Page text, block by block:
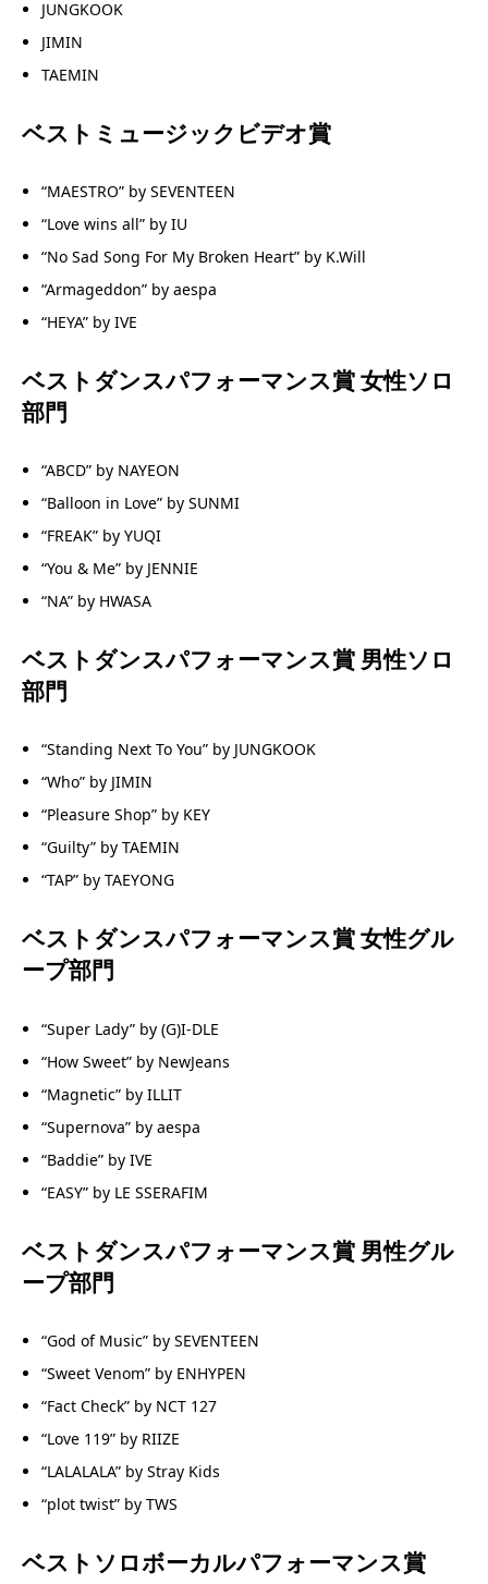
JUNGKOOK
JIMIN
TAEMIN
ベストミュージックビデオ賞
“MAESTRO” by SEVENTEEN
“Love wins all” by IU
“No Sad Song For My Broken Heart” by K.Will
“Armageddon” by aespa
“HEYA” by IVE
ベストダンスパフォーマンス賞 女性ソロ
部門
“ABCD” by NAYEON
“Balloon in Love” by SUNMI
“FREAK” by YUQI
“You & Me” by JENNIE
“NA” by HWASA
ベストダンスパフォーマンス賞 男性ソロ
部門
“Standing Next To You” by JUNGKOOK
“Who” by JIMIN
“Pleasure Shop” by KEY
“Guilty” by TAEMIN
“TAP” by TAEYONG
ベストダンスパフォーマンス賞 女性グル
ープ部門
“Super Lady” by (G)I-DLE
“How Sweet” by NewJeans
“Magnetic” by ILLIT
“Supernova” by aespa
“Baddie” by IVE
“EASY” by LE SSERAFIM
ベストダンスパフォーマンス賞 男性グル
ープ部門
“God of Music” by SEVENTEEN
“Sweet Venom” by ENHYPEN
“Fact Check” by NCT 127
“Love 119” by RIIZE
“LALALALA” by Stray Kids
“plot twist” by TWS
ベストソロボーカルパフォーマンス賞